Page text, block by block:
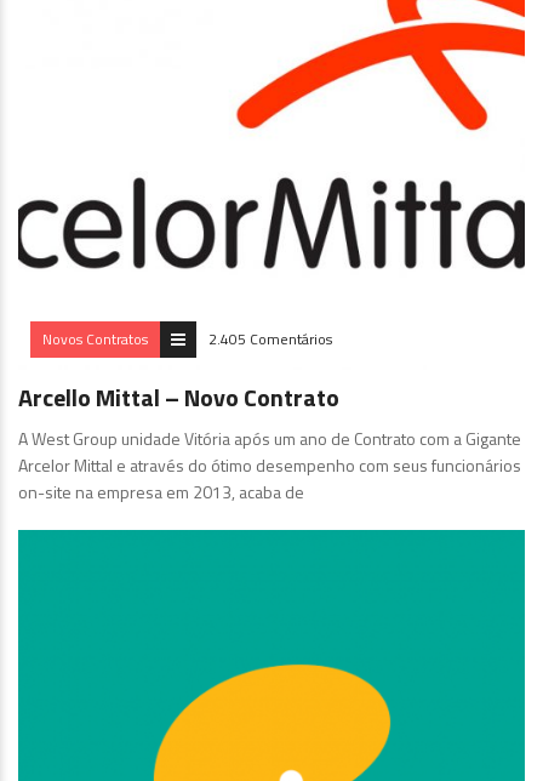
Novos Contratos 2.405 Comentários
Arcello Mittal – Novo Contrato
A West Group unidade Vitória após um ano de Contrato com a Gigante
Arcelor Mittal e através do ótimo desempenho com seus funcionários
on-site na empresa em 2013, acaba de